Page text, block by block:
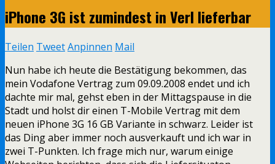
iPhone 3G ist zumindest in Verl lieferbar
Teilen TweetAnpinnen Mail
Nun habe ich heute die Bestätigung bekommen, das
mein Vodafone Vertrag zum 09.09.2008 endet und ich
dachte mir mal, gehst eben in der Mittagspause in die
Stadt und holst dir einen T-Mobile Vertrag mit dem
neuen iPhone 3G 16 GB Variante in schwarz. Leider ist
das Ding aber immer noch ausverkauft und ich war in
zwei T-Punkten. Ich frage mich nur, warum einige